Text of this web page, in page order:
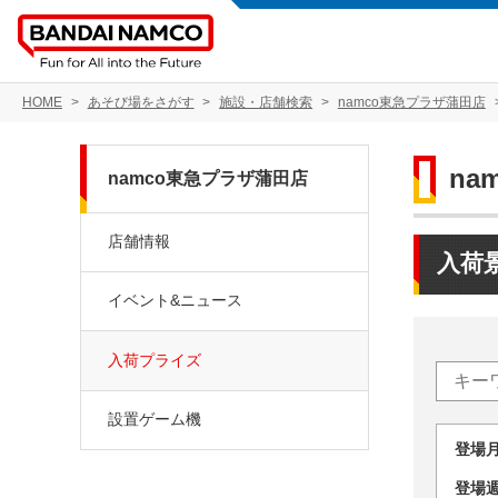
HOME あそび場をさがす 施設・店舗検索 namco東急プラザ蒲田店
入荷
登
登
namco東急プラザ蒲田店
店舗情報
イベント&ニュース
入荷プライズ
設置ゲーム機